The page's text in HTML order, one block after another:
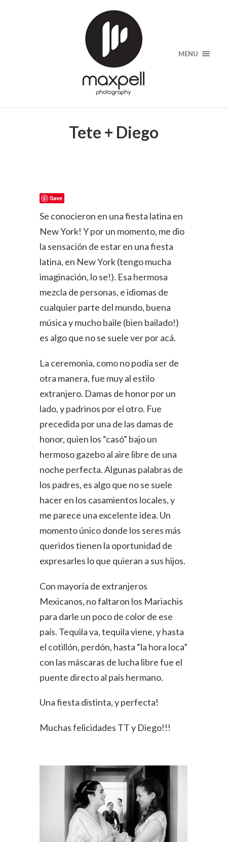
MENU
Tete + Diego
Save
Se conocieron en una fiesta latina en
New York! Y por un momento, me dio
la sensación de estar en una fiesta
latina, en New York (tengo mucha
imaginación, lo se!). Esa hermosa
mezcla de personas, e idiomas de
cualquier parte del mundo, buena
música y mucho baile (bien bailado!)
es algo que no se suele ver por acá.
La ceremonia, como no podía ser de
otra manera, fue muy al estilo
extranjero. Damas de honor por un
lado, y padrinos por el otro. Fue
precedida por una de las damas de
honor, quien los “casó” bajo un
hermoso gazebo al aire libre de una
noche perfecta. Algunas palabras de
los padres, es algo que no se suele
hacer en los casamientos locales, y
me parece una excelente idea. Un
momento único donde los seres más
queridos tienen la oportunidad de
expresarles lo que quieran a sus hijos.
Con mayoría de extranjeros
Mexicanos, no faltaron los Mariachis
para darle un poco de color de ese
país. Tequila va, tequila viene, y hasta
el cotillón, perdón, hasta “la hora loca”
con las máscaras de lucha libre fue el
puente directo al país hermano.
Una fiesta distinta, y perfecta!
Muchas felicidades TT y Diego!!!